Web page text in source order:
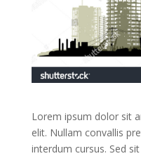
Lorem ipsum dolor sit
elit. Nullam convallis
interdum cursus. Sed